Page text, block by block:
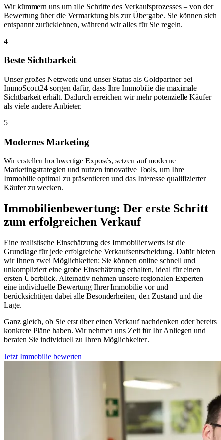
Wir kümmern uns um alle Schritte des Verkaufsprozesses – von der
Bewertung über die Vermarktung bis zur Übergabe. Sie können sich
entspannt zurücklehnen, während wir alles für Sie regeln.
4
Beste Sichtbarkeit
Unser großes Netzwerk und unser Status als Goldpartner bei
ImmoScout24 sorgen dafür, dass Ihre Immobilie die maximale
Sichtbarkeit erhält. Dadurch erreichen wir mehr potenzielle Käufer
als viele andere Anbieter.
5
Modernes Marketing
Wir erstellen hochwertige Exposés, setzen auf moderne
Marketingstrategien und nutzen innovative Tools, um Ihre
Immobilie optimal zu präsentieren und das Interesse qualifizierter
Käufer zu wecken.
Immobilienbewertung: Der erste Schritt
zum erfolgreichen Verkauf
Eine realistische Einschätzung des Immobilienwerts ist die
Grundlage für jede erfolgreiche Verkaufsentscheidung. Dafür bieten
wir Ihnen zwei Möglichkeiten: Sie können online schnell und
unkompliziert eine grobe Einschätzung erhalten, ideal für einen
ersten Überblick. Alternativ nehmen unsere regionalen Experten
eine individuelle Bewertung Ihrer Immobilie vor und
berücksichtigen dabei alle Besonderheiten, den Zustand und die
Lage.
Ganz gleich, ob Sie erst über einen Verkauf nachdenken oder bereits
konkrete Pläne haben. Wir nehmen uns Zeit für Ihr Anliegen und
beraten Sie individuell zu Ihren Möglichkeiten.
Jetzt Immobilie bewerten